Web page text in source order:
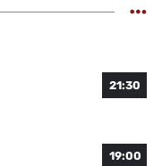
21:30
19:00